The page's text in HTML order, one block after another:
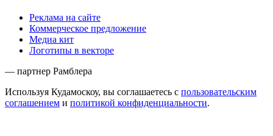
Реклама на сайте
Коммерческое предложение
Медиа кит
Логотипы в векторе
— партнер Рамблера
Используя Кудамоскоу, вы соглашаетесь с пользовательским
соглашением и политикой конфиденциальности.